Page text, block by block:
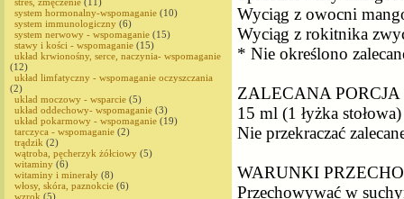
system hormonalny-wspomaganie (10)
system immunologiczny (6)
system nerwowy - wspomaganie (15)
stawy i kości - wspomaganie (15)
układ krwionośny, serce, naczynia- wspomaganie
(12)
układ limfatyczny - wspomaganie oczyszczania
(2)
uklad moczowy - wsparcie (5)
układ oddechowy- wspomaganie (3)
układ pokarmowy - wspomaganie (19)
tarczyca - wspomaganie (2)
trądzik (2)
wątroba, pęcherzyk żółciowy (5)
witaminy (6)
witaminy i minerały (8)
włosy, skóra, paznokcie (6)
wzrok (5)
Wyciąg z owocni
Wyciąg z rokitnika
* Nie określono
ZALECANA
15 ml (1 łyżka
Nie przekraczać
WARUNKI
Przechowywać w